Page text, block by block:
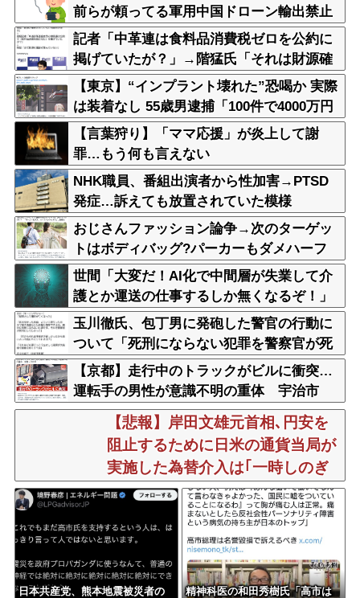
前らが頼ってる軍用中国ドローン輸出禁止
するわw」
記者「中革連は食料品消費税ゼロを公約に
掲げていたが？」→階猛氏「それは財源確
保という条件付き」
【東京】“インプラント壊れた”恐喝か 実際
は装着なし 55歳男逮捕「100件で4000万円
得た」
【言葉狩り】「ママ応援」が炎上して謝
罪…もう何も言えない
NHK職員、番組出演者から性加害→PTSD
発症…訴えても放置されていた模様
おじさんファッション論争→次のターゲッ
トはボディバッグ?パーカーもダメハーフ
パンツもダメ悲鳴も
世間「大変だ！AI化で中間層が失業して介
護とか運送の仕事するしか無くなるぞ！」
←うん…うん？
玉川徹氏、包丁男に発砲した警官の行動に
ついて「死刑にならない犯罪を警察官が死
刑にしてしまった」
【京都】走行中のトラックがビルに衝突…
運転手の男性が意識不明の重体 宇治市
【悲報】岸田文雄元首相､円安を
阻止するために日米の通貨当局が
実施した為替介入は｢一時しのぎ
に過ぎない｣との認識を示す
日本共産党、熊本地震被災者の
精神科医の和田秀樹氏「高市は